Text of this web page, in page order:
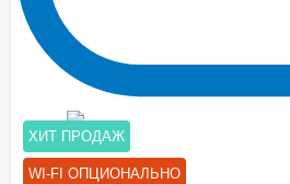
ХИТ ПРОДАЖ
WI-FI ОПЦИОНАЛЬНО